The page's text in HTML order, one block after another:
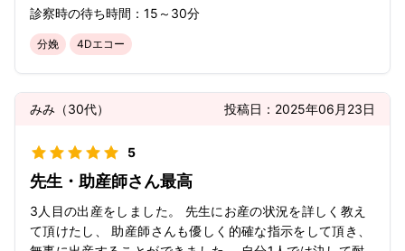
診察時の待ち時間： 15～30分
分娩 4Dエコー
みみ （30代） 投稿日： 2025年06月23日
5
先生・助産師さん最高
3人目の出産をしました。 先生にお産の状況を詳しく教え
て頂けたし、 助産師さんも優しく的確な指示をして頂き、